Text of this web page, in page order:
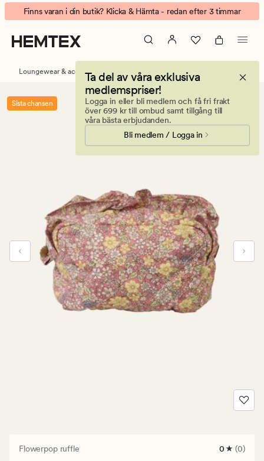
Flowerpop
ruffle
neccessär
multi/rosa
Animerad
banner.
Klicka
på
att
pausa.
Finns varan i din butik? Klicka & Hämta - redan efter 3 timmar
Ta del av våra exklusiva
medlemspriser!
Logga in eller bli medlem och få fri frakt
över 699 kr till ombud samt tillgång till
våra bästa erbjudanden.
Bli medlem / Logga in
Loungewear & accessoarer Necessärer
Sista chansen
Flowerpop ruffle
0
0 (0)